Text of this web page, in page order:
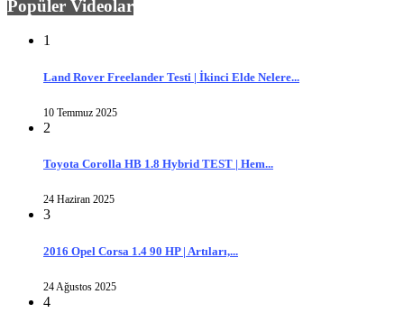
Popüler Videolar
1
Land Rover Freelander Testi | İkinci Elde Nelere...
10 Temmuz 2025
2
Toyota Corolla HB 1.8 Hybrid TEST | Hem...
24 Haziran 2025
3
2016 Opel Corsa 1.4 90 HP | Artıları,...
24 Ağustos 2025
4